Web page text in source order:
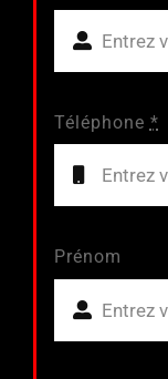
Téléphone *
Prénom